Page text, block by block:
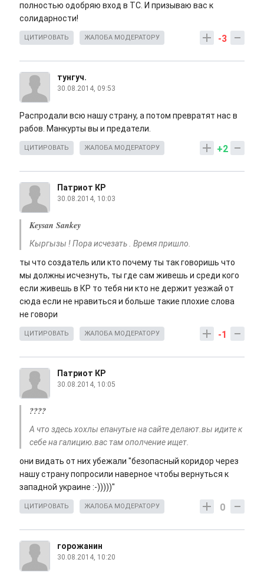
полностью одобряю вход в ТС. И призываю вас к
солидарности!
-3
ЦИТИРОВАТЬ ЖАЛОБА МОДЕРАТОРУ
тунгуч.
30.08.2014, 09:53
Распродали всю нашу страну, а потом превратят нас в
рабов. Манкурты вы и предатели.
+2
ЦИТИРОВАТЬ ЖАЛОБА МОДЕРАТОРУ
Патриот КР
30.08.2014, 10:03
Keysan Sankey
Кыргызы ! Пора исчезать . Время пришло.
ты что создатель или кто почему ты так говоришь что
мы должны исчезнуть, ты где сам живешь и среди кого
если живешь в КР то тебя ни кто не держит уезжай от
сюда если не нравиться и больше такие плохие слова
не говори
-1
ЦИТИРОВАТЬ ЖАЛОБА МОДЕРАТОРУ
Патриот КР
30.08.2014, 10:05
????
А что здесь хохлы епанутые на сайте делают.вы идите к
себе на галицию.вас там ополчение ищет.
они видать от них убежали "безопасный коридор через
нашу страну попросили наверное чтобы вернуться к
западной украине :-)))))"
0
ЦИТИРОВАТЬ ЖАЛОБА МОДЕРАТОРУ
горожанин
30.08.2014, 10:20